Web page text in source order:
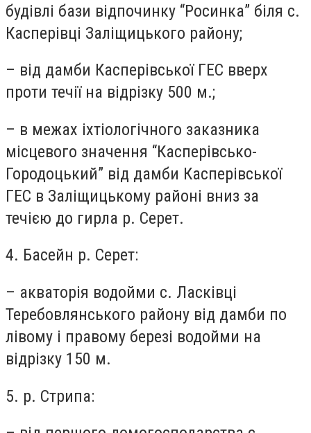
будівлі бази відпочинку “Росинка” біля с.
Касперівці Заліщицького району;
– від дамби Касперівської ГЕС вверх
проти течії на відрізку 500 м.;
– в межах іхтіологічного заказника
місцевого значення “Касперівсько-
Городоцький” від дамби Касперівської
ГЕС в Заліщицькому районі вниз за
течією до гирла р. Серет.
4. Басейн р. Серет:
– акваторія водойми с. Ласківці
Теребовлянського району від дамби по
лівому і правому березі водойми на
відрізку 150 м.
5. р. Стрипа: